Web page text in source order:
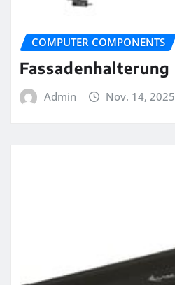
COMPUTER COMPONENTS
Fassadenhalterung
Admin Nov. 14, 2025